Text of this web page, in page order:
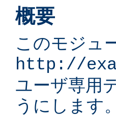
概要
このモジュ
http://
ユーザ専用
うにします。